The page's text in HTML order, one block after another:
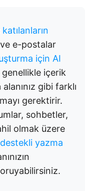
e-postalar
için AI
içerik
gibi farklı
gerektirir.
sohbetler,
olmak üzere
yazma